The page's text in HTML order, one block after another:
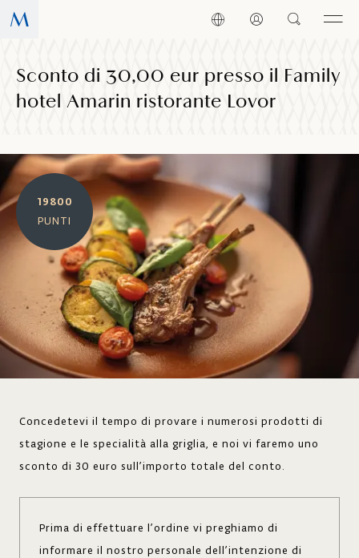
Sconto di 30,00 eur presso il Family
hotel Amarin ristorante Lovor
19800
PUNTI
Concedetevi il tempo di provare i numerosi prodotti di
stagione e le specialità alla griglia, e noi vi faremo uno
sconto di 30 euro sull’importo totale del conto.
Prima di effettuare l’ordine vi preghiamo di
informare il nostro personale dell’intenzione di